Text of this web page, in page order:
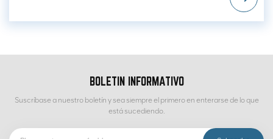
BOLETIN INFORMATIVO
Suscríbase a nuestro boletín y sea siempre el primero en enterarse de lo que
está sucediendo.